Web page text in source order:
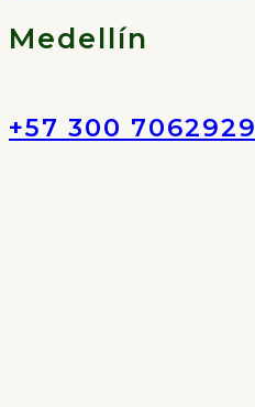
Medellín
+57 300 7062929